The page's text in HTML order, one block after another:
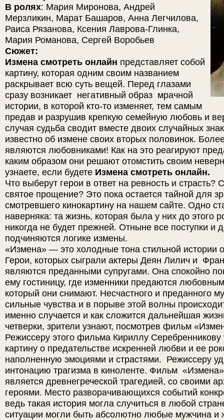
В ролях: Мария Миронова, Андрей
Мерзликин, Марат Башаров, Анна Легчилова,
Раиса Рязанова, Ксения Лаврова-Глинка,
Мария Романова, Сергей Воробьев
Сюжет:
Измена смотреть онлайн представляет собой
картину, которая одним своим названием
раскрывает всю суть вещей. Перед глазами
сразу возникает негативный образ мрачной
истории, в которой кто-то изменяет, тем самым
предав и разрушив крепкую семейную любовь и
случая судьба сводит вместе двоих случайных
известно об измене своих вторых половинок.
являются любовниками! Как на это реагируют
каким образом они решают отомстить своим
узнаете, если будете Измена смотреть онлайн.
Что выберут герои в ответ на ревность и страсть?
святое прощение? Это пока остается тайной для
смотревшего кинокартину на нашем сайте. Одно
наверняка: та жизнь, которая была у них до этого
никогда не будет прежней. Отныне все поступки и
подчиняются логике измены.
«Измена» — это холодные тона стильной истории
Герои, которых сыграли актеры Деян Лилич и
являются преданными супругами. Она спокойно
ему гостиницу, где изменники предаются
который они снимают. Несчастного и преданного
сильные чувства и в порыве этой волны
именно случается и как сложится дальнейшая
четверки, зрители узнают, посмотрев фильм
Режиссеру этого фильма Кириллу Серебренникову
картину о предательстве искренней любви и ее
наполненную эмоциями и страстями. Режиссеру
интонацию трагизма в киноленте. Фильм
является древнегреческой трагедией, со своими
героями. Место разворачивающихся событий
ведь такая история могла случиться в любой
ситуации могли быть абсолютно любые мужчина и